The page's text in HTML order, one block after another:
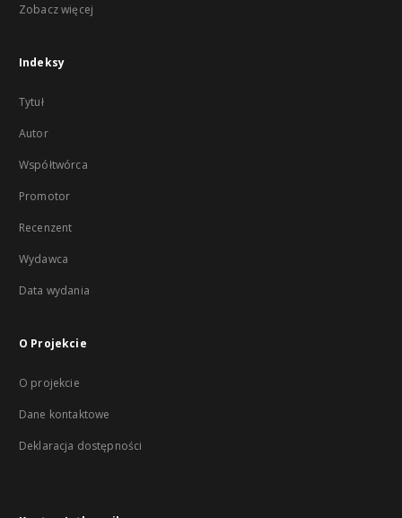
Zobacz więcej
Indeksy
Tytuł
Autor
Współtwórca
Promotor
Recenzent
Wydawca
Data wydania
O Projekcie
O projekcie
Dane kontaktowe
Deklaracja dostępności